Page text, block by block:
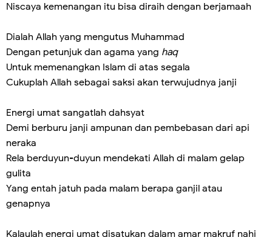
Niscaya kemenangan itu bisa diraih dengan berjamaah
Dialah Allah yang mengutus Muhammad
Dengan petunjuk dan agama yang haq
Untuk memenangkan Islam di atas segala
Cukuplah Allah sebagai saksi akan terwujudnya janji
Energi umat sangatlah dahsyat
Demi berburu janji ampunan dan pembebasan dari api
neraka
Rela berduyun-duyun mendekati Allah di malam gelap
gulita
Yang entah jatuh pada malam berapa ganjil atau
genapnya
Kalaulah energi umat disatukan dalam amar makruf nahi